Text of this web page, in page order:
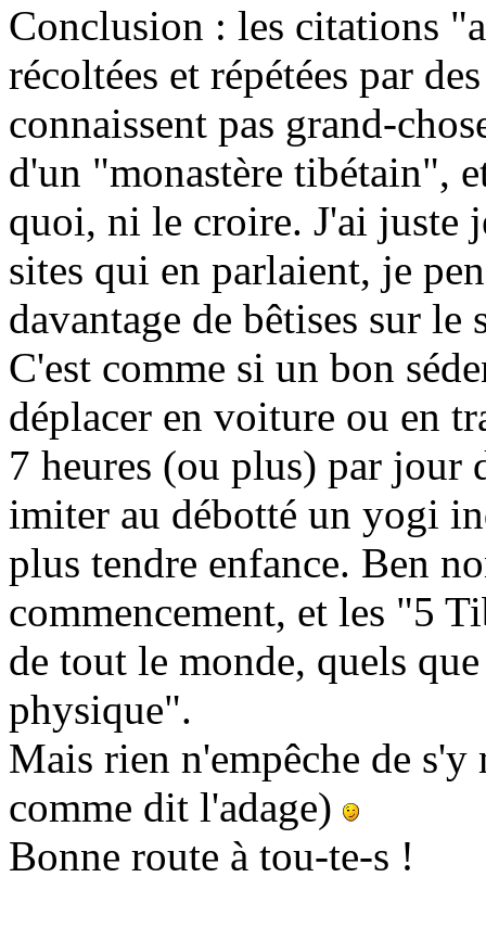
Conclusion : les citations
récoltées et répétées par
connaissent pas grand-
d'un "monastère tibétain",
quoi, ni le croire. J'ai juste
sites qui en parlaient, je
davantage de bêtises sur le
C'est comme si un bon
déplacer en voiture ou en
7 heures (ou plus) par jour
imiter au débotté un yogi
plus tendre enfance. Ben
commencement, et les "5
de tout le monde, quels
physique".
Mais rien n'empêche de
comme dit l'adage)
Bonne route à tou-te-s !